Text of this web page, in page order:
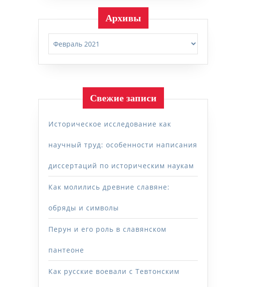
Архивы
Свежие записи
Историческое исследование как
научный труд: особенности написания
диссертаций по историческим наукам
Как молились древние славяне:
обряды и символы
Перун и его роль в славянском
пантеоне
Как русские воевали с Тевтонским